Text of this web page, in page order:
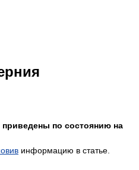
приведены по состоянию на
информацию в статье.